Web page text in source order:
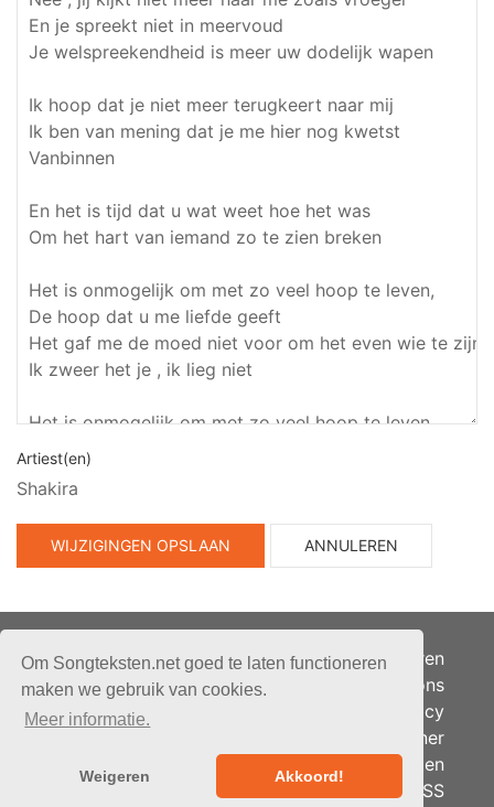
Om Songteksten.net goed te laten functioneren
maken we gebruik van cookies.
Meer informatie.
Weigeren Akkoord!
Artiest(en)
Shakira
WIJZIGINGEN OPSLAAN ANNULEREN
Alle rechten voorbehouden.
bandhosting.nl
Adverteren
Over ons
Je privacy
Partner
Berichten
RSS